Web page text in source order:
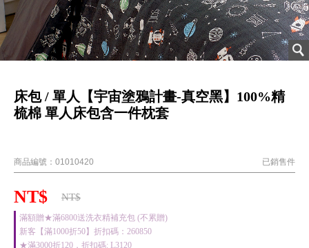
床包 / 單人【宇宙塗鴉計畫-真空黑】100%精
梳棉 單人床包含一件枕套
商品編號： 01010420 已銷售件
NT$ NT$
滿額贈★滿6800送洗衣精補充包 (不累贈)
新客【滿1000折50】折扣碼：260850
★滿3000折120，折扣碼: L3120